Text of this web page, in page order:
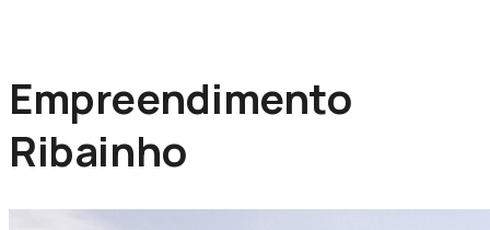
Empreendimento
Ribainho